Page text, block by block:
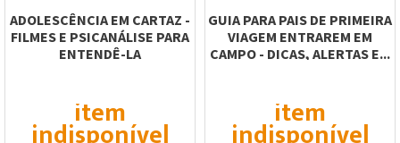
ADOLESCÊNCIA EM CARTAZ -
FILMES E PSICANÁLISE PARA
ENTENDÊ-LA
item
GUIA PARA PAIS DE PRIMEIRA
VIAGEM ENTRAREM EM
CAMPO - DICAS, ALERTAS E...
item